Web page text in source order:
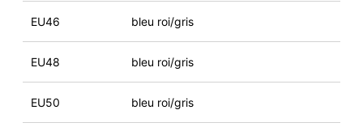
EU46 bleu roi/gris
EU48 bleu roi/gris
EU50 bleu roi/gris